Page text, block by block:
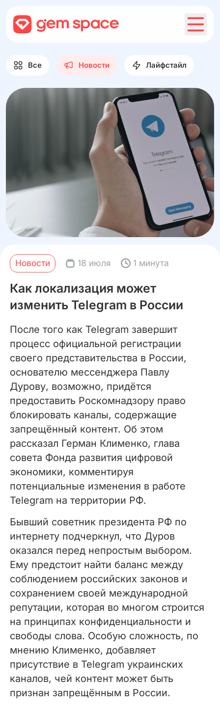
Все Новости Лайфстайл
Новости 18 июля 1 минута
Как локализация может
изменить Telegram в России
После того как Telegram завершит
процесс официальной регистрации
своего представительства в России,
основателю мессенджера Павлу
Дурову, возможно, придётся
предоставить Роскомнадзору право
блокировать каналы, содержащие
запрещённый контент. Об этом
рассказал Герман Клименко, глава
совета Фонда развития цифровой
экономики, комментируя
потенциальные изменения в работе
Telegram на территории РФ.
Бывший советник президента РФ по
интернету подчеркнул, что Дуров
оказался перед непростым выбором.
Ему предстоит найти баланс между
соблюдением российских законов и
сохранением своей международной
репутации, которая во многом строится
на принципах конфиденциальности и
свободы слова. Особую сложность, по
мнению Клименко, добавляет
присутствие в Telegram украинских
каналов, чей контент может быть
признан запрещённым в России.